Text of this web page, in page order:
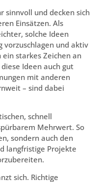
sinnvoll und decken sich
Einsätzen. Als
solche Ideen
vorzuschlagen und aktiv
starkes Zeichen an
Ideen auch gut
mit anderen
– sind dabei
schnell
Mehrwert. So
sondern auch den
langfristige Projekte
sich. Richtige